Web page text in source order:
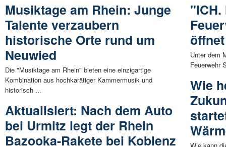
Musiktage am Rhein: Junge
Talente verzaubern
historische Orte rund um
Neuwied
Die "Musiktage am Rhein" bieten eine einzigartige
Kombination aus hochkarätiger Kammermusik und
historisch ...
Aktualisiert: Nach dem Auto
bei Urmitz legt der Rhein
Bazooka-Rakete bei Koblenz
"ICH.
Unter dem
Feuerwehr
Wie